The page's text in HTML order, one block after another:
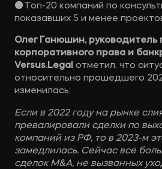
⚫Топ-20 компаний по
показавших 5 и менее
Олег Ганюшин, руководитель
корпоративного права и
Versus.Legal отметил, что
относительно прошедшего
изменилась:
Если в 2022 году на рынке
превалировали сделки по
компаний из РФ, то в 2023-м
замедлилась. Сейчас все
сделок M&A, не вызванных